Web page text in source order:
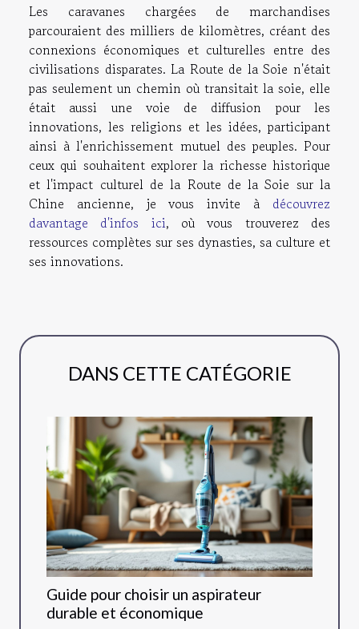
Les caravanes chargées de marchandises
parcouraient des milliers de kilomètres, créant des
connexions économiques et culturelles entre des
civilisations disparates. La Route de la Soie n'était
pas seulement un chemin où transitait la soie, elle
était aussi une voie de diffusion pour les
innovations, les religions et les idées, participant
ainsi à l'enrichissement mutuel des peuples. Pour
ceux qui souhaitent explorer la richesse historique
et l'impact culturel de la Route de la Soie sur la
Chine ancienne, je vous invite à découvrez
davantage d'infos ici, où vous trouverez des
ressources complètes sur ses dynasties, sa culture et
ses innovations.
DANS CETTE CATÉGORIE
Guide pour choisir un aspirateur
durable et économique